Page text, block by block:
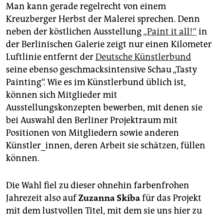
abo
genossenschaft
epaper login
Man kann gerade regelrecht von einem
Kreuzberger Herbst der Malerei sprechen. Denn
neben der köstlichen Ausstellung„Paint it all!“ in
der Berlinischen Galerie zeigt nur einen Kilometer
Luftlinie entfernt derDeutsche Künstlerbund
seine ebenso geschmacksintensive Schau „Tasty
Painting“. Wie es im Künstlerbund üblich ist,
können sich Mitglieder mit
Ausstellungskonzepten bewerben, mit denen sie
bei Auswahl den Berliner Projektraum mit
Positionen von Mitgliedern sowie anderen
Künstler_innen, deren Arbeit sie schätzen, füllen
können.
Die Wahl fiel zu dieser ohnehin farbenfrohen
Jahrezeit also aufZuzanna Skibafür das Projekt
mit dem lustvollen Titel, mit dem sie uns hier zu